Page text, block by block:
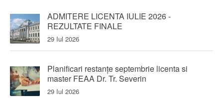
ADMITERE LICENTA IULIE 2026 -
REZULTATE FINALE
29 Iul 2026
Planificari restanțe septembrie licenta si
master FEAA Dr. Tr. Severin
29 Iul 2026